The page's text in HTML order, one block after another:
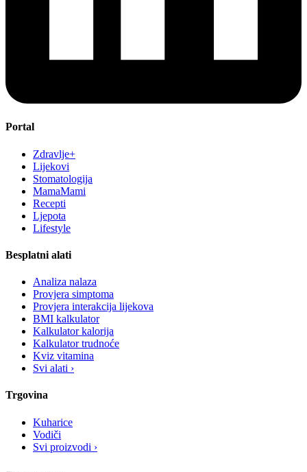
Portal
Zdravlje+
Lijekovi
Stomatologija
MamaMami
Recepti
Ljepota
Lifestyle
Besplatni alati
Analiza nalaza
Provjera simptoma
Provjera interakcija lijekova
BMI kalkulator
Kalkulator kalorija
Kalkulator trudnoće
Kviz vitamina
Svi alati ›
Trgovina
Kuharice
Vodiči
Svi proizvodi ›